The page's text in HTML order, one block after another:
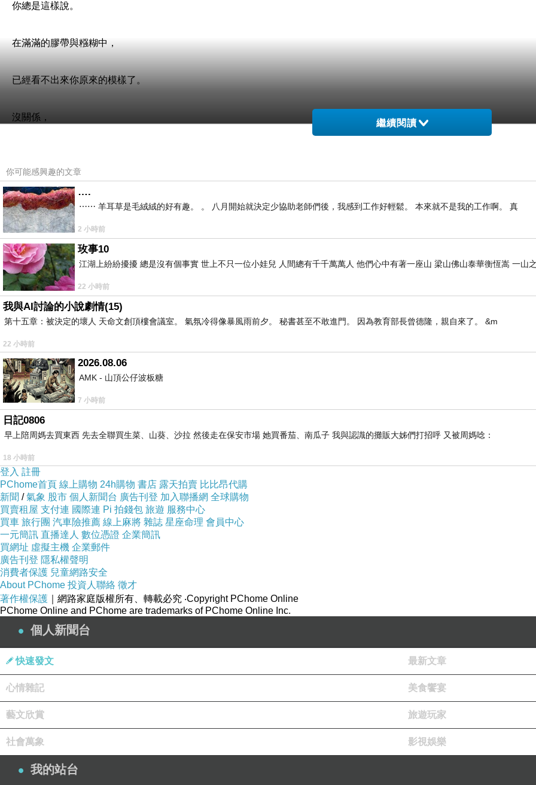
你總是這樣說。
在滿滿的膠帶與糨糊中，
已經看不出來你原來的模樣了。
沒關係，
你笑著這樣說。
我卻看到了眼淚的痕跡，
在堅固的背影裡。
上一篇：不要太好。
下一篇：七夕...
繼續閱讀
你可能感興趣的文章
….
⋯⋯ 羊耳草是毛絨絨的好有趣。 。 八月開始就決定少協助老師們後，我感到工作好輕鬆。 本來就不是我的工作啊。 真
2 小時前
玫事10
江湖上紛紛擾擾 總是沒有個事實 世上不只一位小娃兒 人間總有千千萬萬人 他們心中有著一座山 梁山佛山泰華衡恆嵩 一山
22 小時前
我與AI討論的小說劇情(15)
第十五章：被決定的壞人 天命文創頂樓會議室。 氣氛冷得像暴風雨前夕。 秘書甚至不敢進門。 因為教育部長曾德隆，親自來了。 &m
22 小時前
2026.08.06
AMK - 山頂公仔波板糖
7 小時前
日記0806
早上陪周媽去買東西 先去全聯買生菜、山葵、沙拉 然後走在保安市場 她買番茄、南瓜子 我與認識的攤販大姊們打招呼 又被周媽唸：
18 小時前
登入 註冊
PChome首頁 線上購物 24h購物 書店 露天拍賣 比比昂代購
新聞 /氣象 股市 個人新聞台 廣告刊登 加入聯播網 全球購物
買賣租屋 支付連 國際連 Pi 拍錢包 旅遊 服務中心
買車 旅行團 汽車險推薦 線上麻將 雜誌 星座命理 會員中心
一元簡訊 直播達人 數位憑證 企業簡訊
買網址 虛擬主機 企業郵件
廣告刊登 隱私權聲明
消費者保護 兒童網路安全
About PChome 投資人聯絡 徵才
著作權保護 ｜網路家庭版權所有、轉載必究 ‧Copyright PChome Online
PChome Online and PChome are trademarks of PChome Online Inc.
個人新聞台
快速發文 最新文章
心情雜記 美食饗宴
藝文欣賞 旅遊玩家
社會萬象 影視娛樂
我的站台